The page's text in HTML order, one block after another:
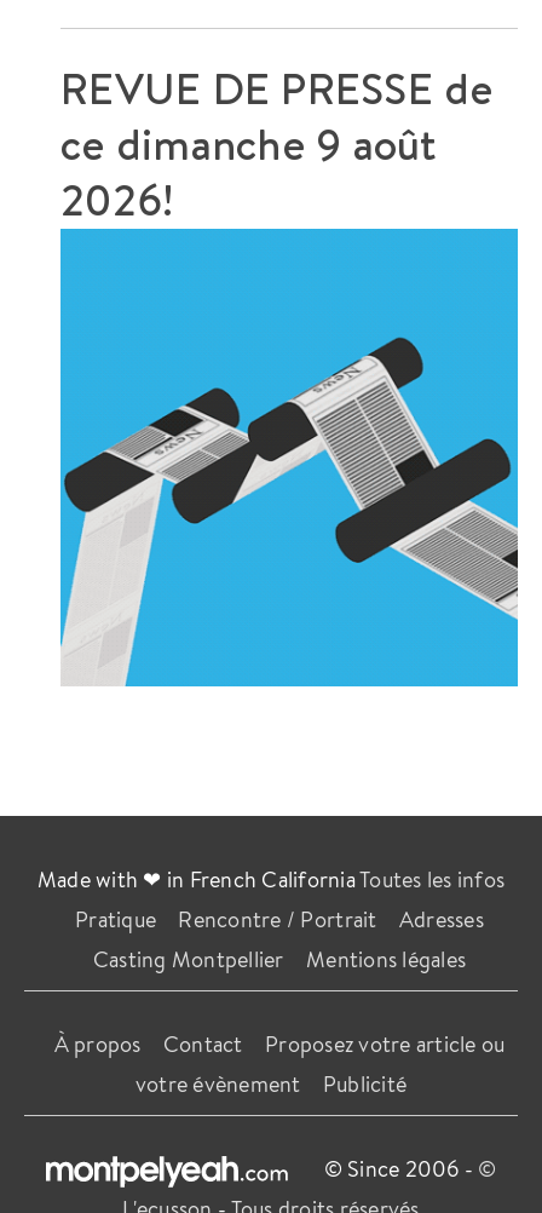
REVUE DE PRESSE de
ce dimanche 9 août
2026!
Made with ❤ in French CaliforniaToutes les infos
Pratique
Rencontre / Portrait
Adresses
Casting Montpellier
Mentions légales
À propos Contact
Proposez votre article ou
votre évènement
Publicité
© Since 2006 - ©